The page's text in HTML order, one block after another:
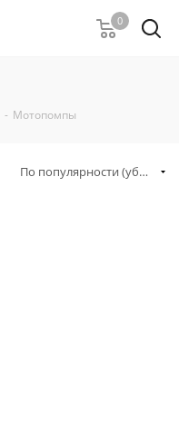
0
- Мотопомпы
По популярности (убывание)